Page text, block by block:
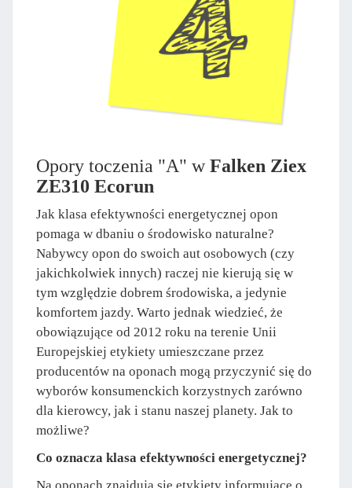
Opory toczenia "A" wFalken Ziex
ZE310 Ecorun
Jak klasa efektywności energetycznej opon
pomaga w dbaniu o środowisko naturalne?
Nabywcy opon do swoich aut osobowych (czy
jakichkolwiek innych) raczej nie kierują się w
tym względzie dobrem środowiska, a jedynie
komfortem jazdy. Warto jednak wiedzieć, że
obowiązujące od 2012 roku na terenie Unii
Europejskiej etykiety umieszczane przez
producentów na oponach mogą przyczynić się do
wyborów konsumenckich korzystnych zarówno
dla kierowcy, jak i stanu naszej planety. Jak to
możliwe?
Co oznacza klasa efektywności energetycznej?